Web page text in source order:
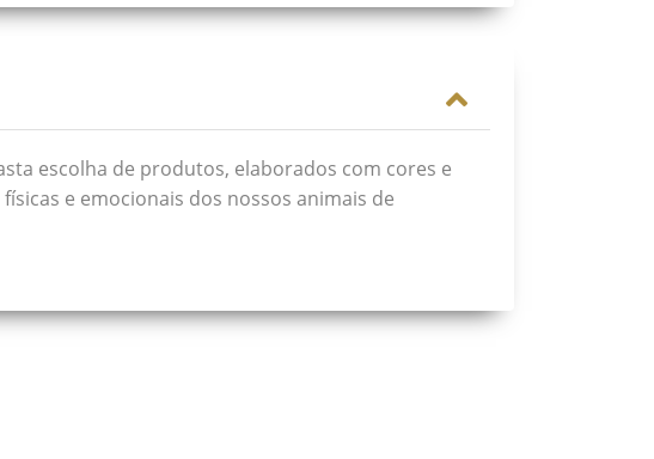
escolha de produtos, elaborados com cores e
e emocionais dos nossos animais de